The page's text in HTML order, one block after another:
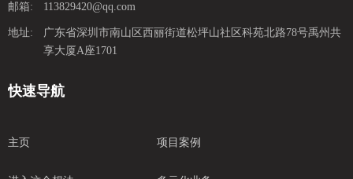
邮箱: 113829420@qq.com
地址:
广东省深圳市南山区西丽街道松坪山社区科苑北路78号禹州共
享大厦A座1701
快速导航
主页 项目案例